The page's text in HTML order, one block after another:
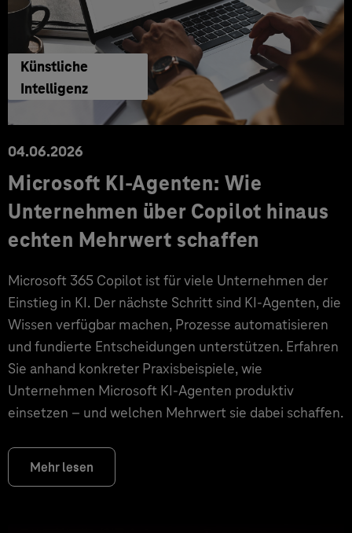
Künstliche
Intelligenz
04.06.2026
Microsoft KI-Agenten: Wie
Unternehmen über Copilot hinaus
echten Mehrwert schaffen
Microsoft 365 Copilot ist für viele Unternehmen der
Einstieg in KI. Der nächste Schritt sind KI-Agenten, die
Wissen verfügbar machen, Prozesse automatisieren
und fundierte Entscheidungen unterstützen. Erfahren
Sie anhand konkreter Praxisbeispiele, wie
Unternehmen Microsoft KI-Agenten produktiv
einsetzen – und welchen Mehrwert sie dabei schaffen.
Mehr lesen